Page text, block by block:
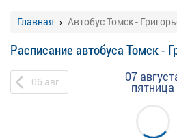
Главная Автобус Томск -
Расписание автобуса Томск -
06 авг 07
пятница